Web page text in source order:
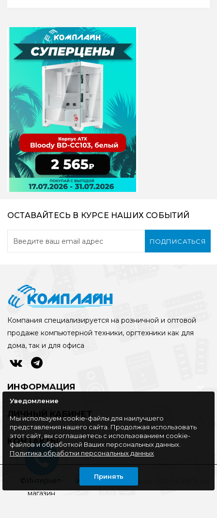
ОСТАВАЙТЕСЬ В КУРСЕ НАШИХ СОБЫТИЙ
ПОДПИСАТЬСЯ
Компания специализируется на розничной и оптовой
продаже компьютерной техники, оргтехники как для
дома, так и для офиса
ИНФОРМАЦИЯ
ЛИЧНЫЙ КАБИНЕТ
КОНТАКТЫ
©Интернет-
магазин
Уведомление
Мы используем cookie-файлы для наилучшего
представления нашего сайта. Продолжая использовать
этот сайт, вы соглашаетесь с использованием cookie-
файлов и обработкой Ваших персональных данных.
Политика обработки персональных данных
Принять